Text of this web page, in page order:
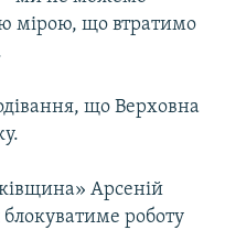
мірою, що втратимо
що Верховна
Арсеній
роботу